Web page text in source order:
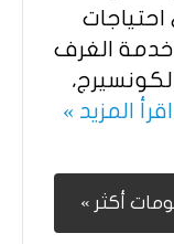
الغرف
الكونسيرج،
اقرأ المزيد »
أكثر »